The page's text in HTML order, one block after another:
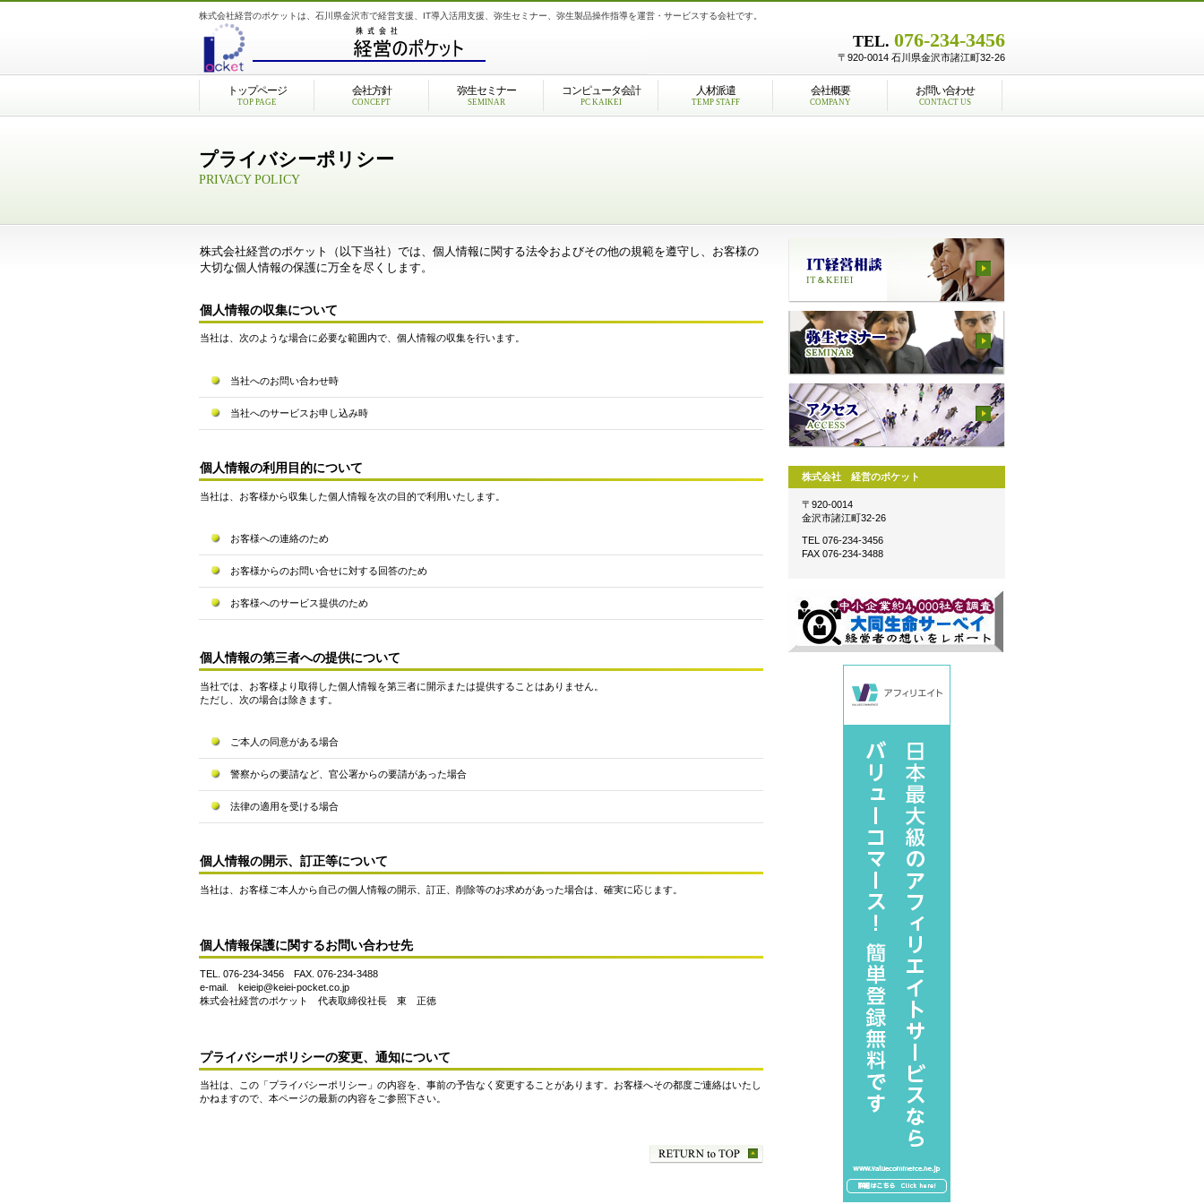
株式会社経営のポケットは、石川県金沢市で経営支援、IT導入活用支援、弥生セミナー、弥生製品操作指導を運営・サービスする会社です。
TEL. 076-234-3456
〒920-0014 石川県金沢市諸江町32-26
プライバシーポリシー
PRIVACY POLICY
株式会社経営のポケット（以下当社）では、個人情報に関する法令およびその他の規範を遵守し、お客様の
大切な個人情報の保護に万全を尽くします。
個人情報の収集について
当社は、次のような場合に必要な範囲内で、個人情報の収集を行います。
当社へのお問い合わせ時
当社へのサービスお申し込み時
個人情報の利用目的について
当社は、お客様から収集した個人情報を次の目的で利用いたします。
お客様への連絡のため
お客様からのお問い合せに対する回答のため
お客様へのサービス提供のため
個人情報の第三者への提供について
当社では、お客様より取得した個人情報を第三者に開示または提供することはありません。
ただし、次の場合は除きます。
ご本人の同意がある場合
警察からの要請など、官公署からの要請があった場合
法律の適用を受ける場合
個人情報の開示、訂正等について
当社は、お客様ご本人から自己の個人情報の開示、訂正、削除等のお求めがあった場合は、確実に応じます。
個人情報保護に関するお問い合わせ先
TEL. 076-234-3456 FAX. 076-234-3488
e-mail. keieip@keiei-pocket.co.jp
株式会社経営のポケット 代表取締役社長 東 正徳
プライバシーポリシーの変更、通知について
当社は、この「プライバシーポリシー」の内容を、事前の予告なく変更することがあります。お客様へその都度ご連絡はいたし
かねますので、本ページの最新の内容をご参照下さい。
トップページ
TOP PAGE
会社方針
CONCEPT
弥生セミナー
SEMINAR
コンピュータ会計
PC KAIKEI
人材派遣
TEMP STAFF
会社概要
COMPANY
お問い合わせ
CONTACT US
株式会社 経営のポケット
〒920-0014
金沢市諸江町32-26
TEL 076-234-3456
FAX 076-234-3488